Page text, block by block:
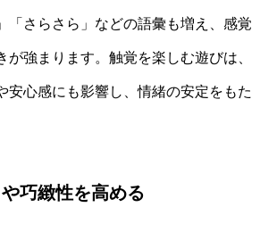
「さらさら」などの語彙も増え、感覚
が強まります。触覚を楽しむ遊びは、
安心感にも影響し、情緒の安定をもた
巧緻性を高める